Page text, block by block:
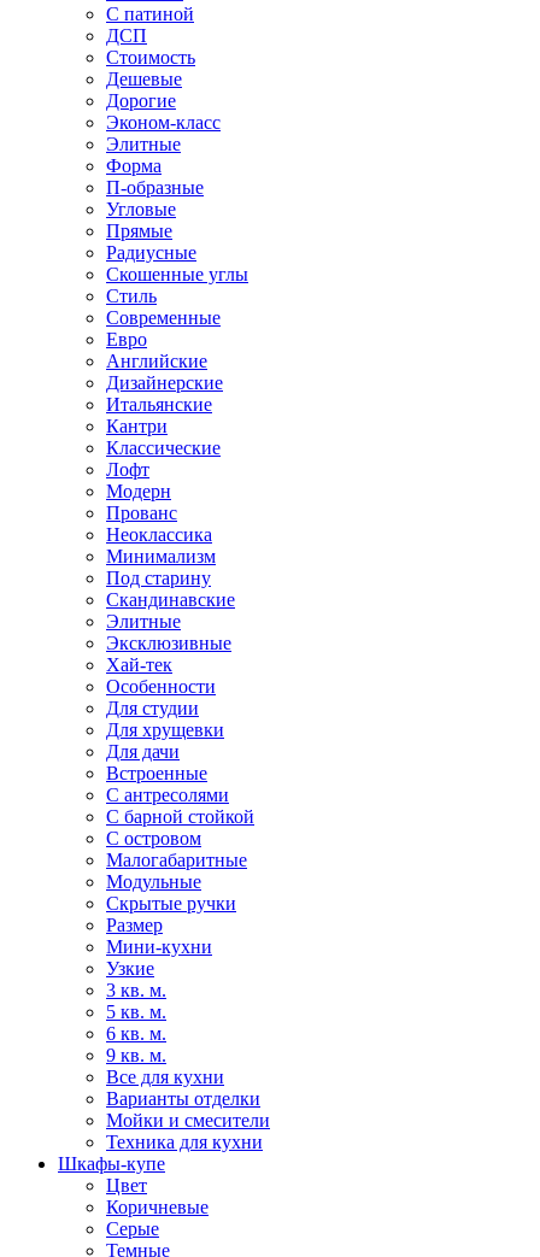
С патиной
ДСП
Стоимость
Дешевые
Дорогие
Эконом-класс
Элитные
Форма
П-образные
Угловые
Прямые
Радиусные
Скошенные углы
Стиль
Современные
Евро
Английские
Дизайнерские
Итальянские
Кантри
Классические
Лофт
Модерн
Прованс
Неоклассика
Минимализм
Под старину
Скандинавские
Элитные
Эксклюзивные
Хай-тек
Особенности
Для студии
Для хрущевки
Для дачи
Встроенные
С антресолями
С барной стойкой
С островом
Малогабаритные
Модульные
Скрытые ручки
Размер
Мини-кухни
Узкие
3 кв. м.
5 кв. м.
6 кв. м.
9 кв. м.
Все для кухни
Варианты отделки
Мойки и смесители
Техника для кухни
Шкафы-купе
Цвет
Коричневые
Серые
Темные